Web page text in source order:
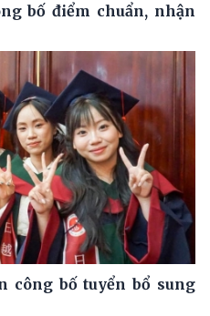
bố điểm chuẩn, nhận
công bố tuyển bổ sung